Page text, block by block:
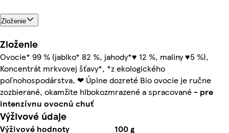
Zloženie
Zloženie
Ovocie* 99 % (jablko* 82 %, jahody*♥ 12 %, maliny ♥5 %),
Koncentrát mrkvovej šťavy*, *z ekologického
poľnohospodárstva, ❤ Úplne dozreté Bio ovocie je ručne
zozbierané, okamžite hlbokozmrazené a spracované - pre
intenzívnu ovocnú chuť
Výživové údaje
Výživové hodnoty
100 g